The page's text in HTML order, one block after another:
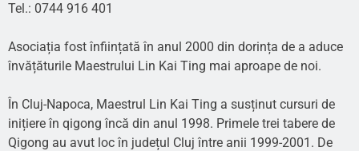
Tel.: 0744 916 401
Asociația fost înființată în anul 2000 din dorința de a aduce
învățăturile Maestrului Lin Kai Ting mai aproape de noi.
În Cluj-Napoca, Maestrul Lin Kai Ting a susținut cursuri de
inițiere în qigong încă din anul 1998. Primele trei tabere de
Qigong au avut loc în județul Cluj între anii 1999-2001. De